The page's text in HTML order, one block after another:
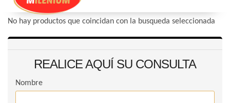
GALLETAS
CEREALES BARRA
No hay productos que coincidan con la busqueda seleccionada
REALICE AQUÍ SU CONSULTA
Nombre